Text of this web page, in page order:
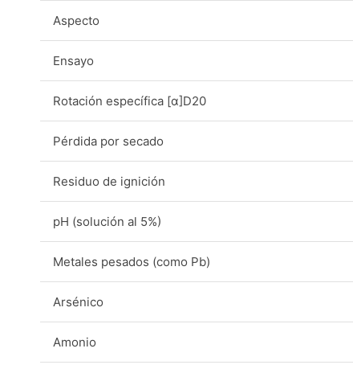
Aspecto
Ensayo
Rotación específica [α]D20
Pérdida por secado
Residuo de ignición
pH (solución al 5%)
Metales pesados (como Pb)
Arsénico
Amonio